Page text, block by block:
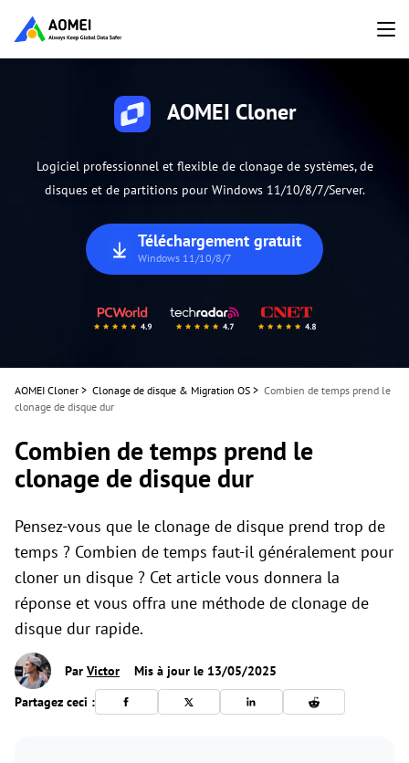
AOMEI Cloner
Logiciel professionnel et flexible de clonage de systèmes, de
disques et de partitions pour Windows 11/10/8/7/Server.
Téléchargement gratuit
Windows 11/10/8/7
AOMEI Cloner > Clonage de disque & Migration OS > Combien de temps prend le
clonage de disque dur
Combien de temps prend le
clonage de disque dur
Pensez-vous que le clonage de disque prend trop de
temps ? Combien de temps faut-il généralement pour
cloner un disque ? Cet article vous donnera la
réponse et vous offra une méthode de clonage de
disque dur rapide.
Par Victor
Mis à jour le 13/05/2025
Partagez ceci :